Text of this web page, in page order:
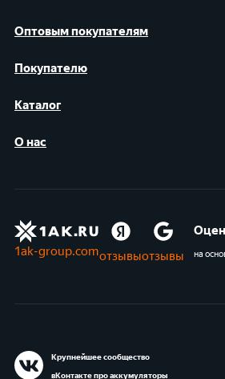
Оптовым покупателям
Покупателю
Каталог
О нас
1ak-group.comотзывыотзывы на
Крупнейшее сообщество
вКонтакте про аккумуляторы